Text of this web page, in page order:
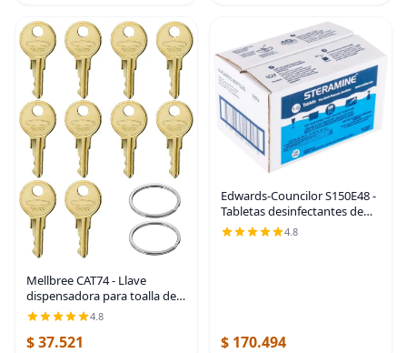
Mellbree CAT74 - Llave
dispensadora para toalla de
papel higiénico Bobrick,
paquete de 10 unidades |
Llave CAT74/33043 para
4.8
$ 37.521
Edwards-Councilor S150E48 -
Tabletas desinfectantes de
esteramina (Sanitabs), botella
de 150 unidades, paquete de
4.8
$ 170.494